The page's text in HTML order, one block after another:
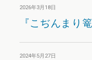
2026年3月18日
『こぢんまり
2024年5月27日